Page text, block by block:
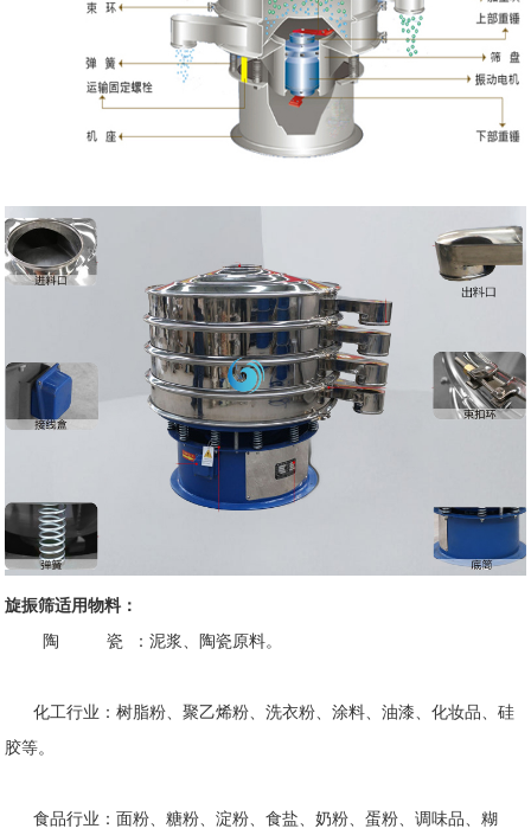
旋振筛适用物料：
陶 瓷 ：泥浆、陶瓷原料。
化工行业：树脂粉、聚乙烯粉、洗衣粉、涂料、油漆、化妆品、硅
胶等。
食品行业：面粉、糖粉、淀粉、食盐、奶粉、蛋粉、调味品、糊